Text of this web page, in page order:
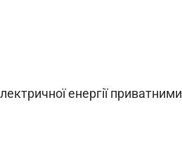
енергії приватними